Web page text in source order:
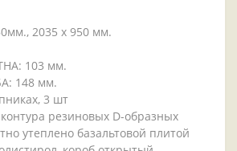
2035 x 950 мм.
103 мм.
148 мм.
3 шт
резиновых D-образных
утеплено базальтовой плитой